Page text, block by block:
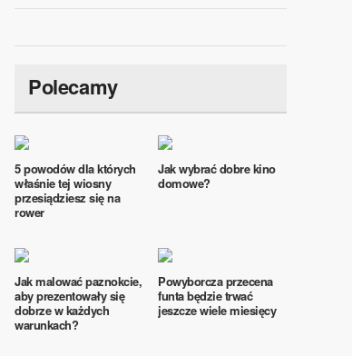
Polecamy
5 powodów dla których
właśnie tej wiosny
przesiądziesz się na
rower
Jak wybrać dobre kino
domowe?
Jak malować paznokcie,
aby prezentowały się
dobrze w każdych
warunkach?
Powyborcza przecena
funta będzie trwać
jeszcze wiele miesięcy